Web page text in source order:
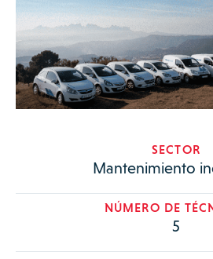
SECTOR
Mantenimiento
NÚMERO DE
5